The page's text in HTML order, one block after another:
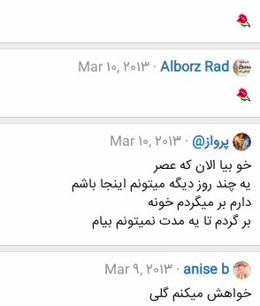
Alborz Rad
Mar 10, 2013
پرواز@ Mar 10, 2013
خو بیا الان که عصر
یه چند روز دیگه میتونم اینجا باشم
دارم بر میگردم خونه
بر گردم تا یه مدت نمیتونم بیام
anise b
Mar 9, 2013
خواهش میکنم گلی